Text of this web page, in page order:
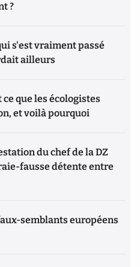
?
s'est vraiment passé
ailleurs
que les écologistes
et voilà pourquoi
du chef de la DZ
fausse détente entre
semblants européens